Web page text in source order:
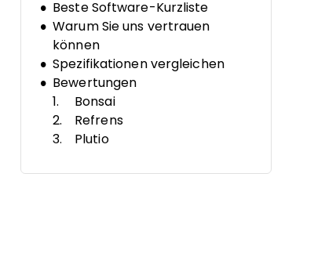
Beste Software-Kurzliste
Warum Sie uns vertrauen
können
Spezifikationen vergleichen
Bewertungen
Bonsai
Refrens
Plutio
Scoro